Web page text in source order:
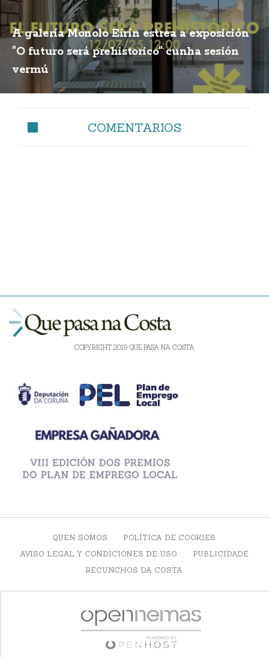
A galería Monolo Eirín estrea a exposición
"O futuro será prehistorico" cunha sesión
vermú
COMENTARIOS
COPYRIGHT 2019 QUE PASA NA COSTA
QUEN SOMOS
POLÍTICA DE COOKIES
AVISO LEGAL Y CONDICIONES DE USO
PUBLICIDADE
RECUNCHOS DA COSTA